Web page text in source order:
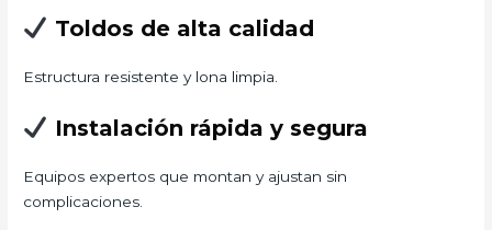
Toldos de alta calidad
Estructura resistente y lona limpia.
Instalación rápida y segura
Equipos expertos que montan y ajustan sin
complicaciones.